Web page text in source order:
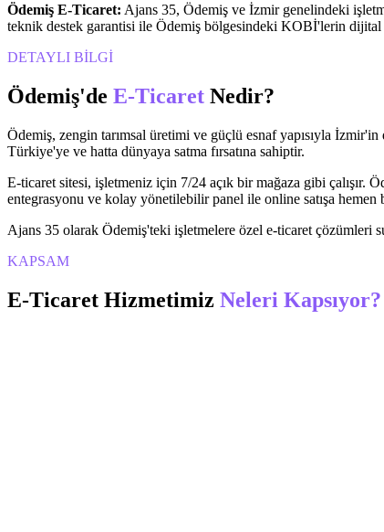
Ödemiş E-Ticaret: Ajans 35, Ödemiş ve İzmirgenelindeki
teknik destek garantisi ile Ödemiş bölgesindeki KOBİ'lerin dijital
DETAYLI BİLGİ
Ödemiş'de E-Ticaret Nedir?
Ödemiş, zengin tarımsal üretimi ve güçlü esnaf yapısıyla
Türkiye'ye ve hatta dünyaya satma fırsatına sahiptir.
E-ticaret sitesi, işletmeniz için 7/24 açık bir mağaza gibi çalışır.
entegrasyonu ve kolay yönetilebilir panel ile online satışa hemen
Ajans 35 olarak Ödemiş'teki işletmelere özel e-ticaret
KAPSAM
E-Ticaret Hizmetimiz Neleri Kapsıyor?